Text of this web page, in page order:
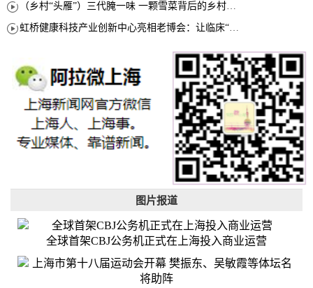
（乡村“头雁”）三代腌一味 一颗雪菜背后的乡村致富经
虹桥健康科技产业创新中心亮相老博会：让临床“需求”定义银发经济新生态
图片报道
全球首架CBJ公务机正式在上海投入商业运营